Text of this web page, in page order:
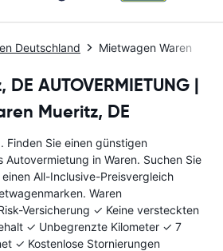
Deutschland Mietwagen Waren
AUTOVERMIETUNG |
Mueritz, DE
Finden Sie einen günstigen
Autovermietung in Waren. Suchen Sie
All-Inclusive-Preisvergleich
Waren
Versicherung ✓ Keine versteckten
✓ Unbegrenzte Kilometer ✓ 7
✓ Kostenlose Stornierungen